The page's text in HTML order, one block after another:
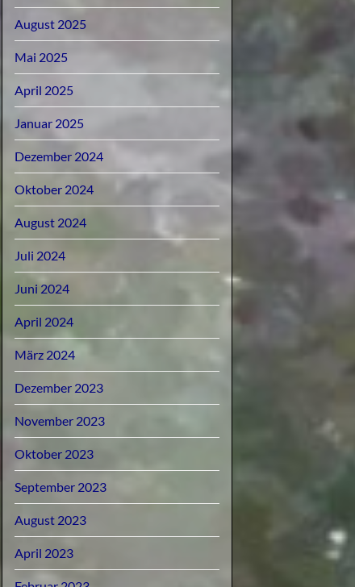
August 2025
Mai 2025
April 2025
Januar 2025
Dezember 2024
Oktober 2024
August 2024
Juli 2024
Juni 2024
April 2024
März 2024
Dezember 2023
November 2023
Oktober 2023
September 2023
August 2023
April 2023